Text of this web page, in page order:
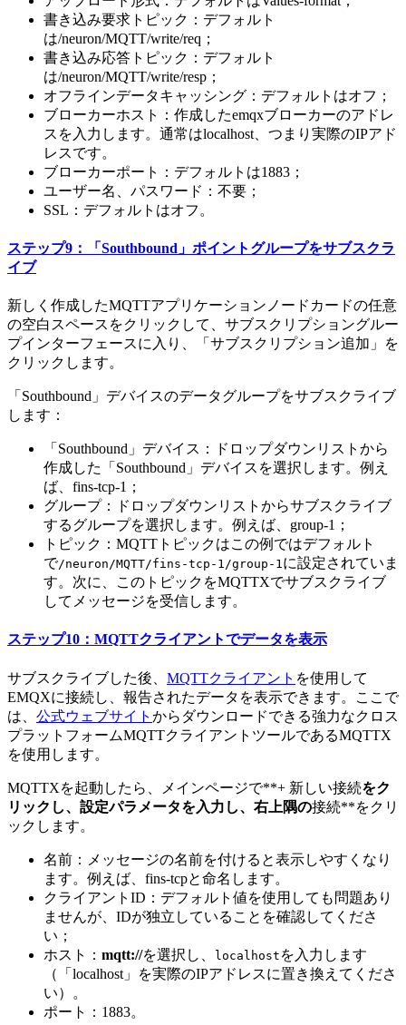
書き込み要求トピック：デフォルト
は/neuron/MQTT/write/req；
書き込み応答トピック：デフォルト
は/neuron/MQTT/write/resp；
オフラインデータキャッシング：デフォルトはオフ；
ブローカーホスト：作成したemqxブローカーのアドレ
スを入力します。通常はlocalhost、つまり実際のIPアド
レスです。
ブローカーポート：デフォルトは1883；
ユーザー名、パスワード：不要；
SSL：デフォルトはオフ。
ステップ9：「Southbound」ポイントグループをサブスクラ
イブ
新しく作成したMQTTアプリケーションノードカードの任意
の空白スペースをクリックして、サブスクリプショングルー
プインターフェースに入り、「サブスクリプション追加」を
クリックします。
「Southbound」デバイスのデータグループをサブスクライブ
します：
「Southbound」デバイス：ドロップダウンリストから
作成した「Southbound」デバイスを選択します。例え
ば、fins-tcp-1；
グループ：ドロップダウンリストからサブスクライブ
するグループを選択します。例えば、group-1；
トピック：MQTTトピックはこの例ではデフォルト
で/neuron/MQTT/fins-tcp-1/group-1に設定されていま
す。次に、このトピックをMQTTXでサブスクライブ
してメッセージを受信します。
ステップ10：MQTTクライアントでデータを表示
サブスクライブした後、 MQTTクライアント を使用して
EMQXに接続し、報告されたデータを表示できます。ここで
は、 公式ウェブサイト からダウンロードできる強力なクロス
プラットフォームMQTTクライアントツールであるMQTTX
を使用します。
MQTTXを起動したら、メインページで**+ 新しい接続をク
リックし、設定パラメータを入力し、右上隅の接続**をクリ
ックします。
名前：メッセージの名前を付けると表示しやすくなり
ます。例えば、fins-tcpと命名します。
クライアントID：デフォルト値を使用しても問題あり
ませんが、IDが独立していることを確認してくださ
い；
ホスト： mqtt://を選択し、 localhost を入力します
（「localhost」を実際のIPアドレスに置き換えてくださ
い）。
ポート：1883。